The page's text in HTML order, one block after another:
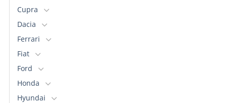
Cupra
Dacia
Ferrari
Fiat
Ford
Honda
Hyundai